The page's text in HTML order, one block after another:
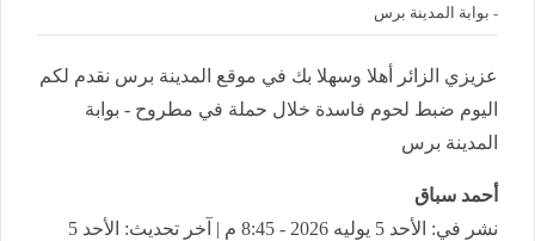
- بوابة المدينة برس
عزيزي الزائر أهلا وسهلا بك في موقع المدينة برس نقدم لكم
اليوم ضبط لحوم فاسدة خلال حملة في مطروح - بوابة
المدينة برس
أحمد سباق
نشر في: الأحد 5 يوليه 2026 - 8:45 م | آخر تحديث: الأحد 5